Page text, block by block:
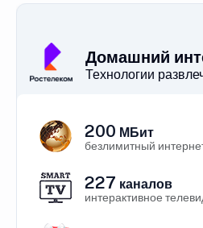
Домашний
Технологии
200 МБит
безлимитный
227 каналов
интерактивное